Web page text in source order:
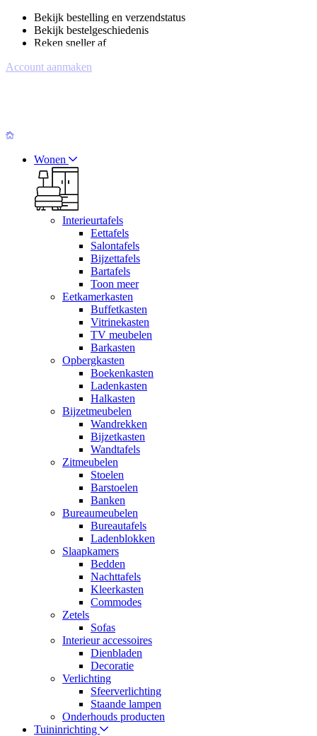
Bekijk bestelling en verzendstatus
Bekijk bestelgeschiedenis
Reken sneller af
Account aanmaken
Wonen
Interieurtafels
Eettafels
Salontafels
Bijzettafels
Bartafels
Toon meer
Eetkamerkasten
Buffetkasten
Vitrinekasten
TV meubelen
Barkasten
Opbergkasten
Boekenkasten
Ladenkasten
Halkasten
Bijzetmeubelen
Wandrekken
Bijzetkasten
Wandtafels
Zitmeubelen
Stoelen
Barstoelen
Banken
Bureaumeubelen
Bureautafels
Ladenblokken
Slaapkamers
Bedden
Nachttafels
Kleerkasten
Commodes
Zetels
Sofas
Interieur accessoires
Dienbladen
Decoratie
Verlichting
Sfeerverlichting
Staande lampen
Onderhouds producten
Tuininrichting